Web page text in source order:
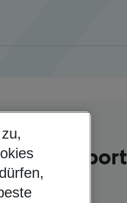
| Warschau
Airport